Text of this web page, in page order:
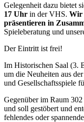
Gelegenheit dazu bietet
17 Uhr in der VHS. Wir
präsentieren in
Spieleberatung und
Der Eintritt ist frei!
Im Historischen Saal (3.
um die Neuheiten aus
und Gesellschaftsspiele
Gegenüber im Raum
und soll gestöbert und
fehlendes oder